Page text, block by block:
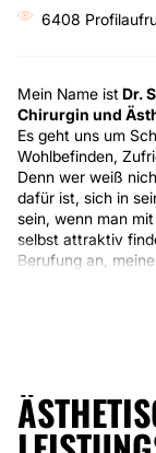
6408
Mein Name ist Dr.
Chirurgin und
Es geht uns um
Wohlbefinden,
Denn wer weiß
dafür ist, sich in
sein, wenn man
selbst attraktiv
Berufung an,
Nach dem
Brustkrebs),
Eingriffen eben
Eingriffe, wie z.B.